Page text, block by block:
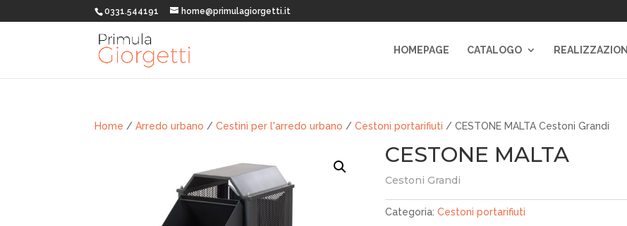
0331.544191 home@primulagiorgetti.it
HOMEPAGE CATALOGO REALIZZAZIONI
Home /Arredo urbano /Cestini per l'arredo urbano /Cestoni portarifiuti / CESTONE MALTA Cestoni Grandi
CESTONE MALTA
Cestoni Grandi
Categoria:Cestoni portarifiuti